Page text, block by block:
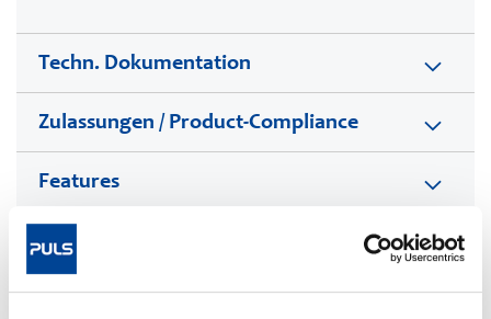
Techn. Dokumentation
Zulassungen / Product-Compliance
Features
Kommerzielle Daten